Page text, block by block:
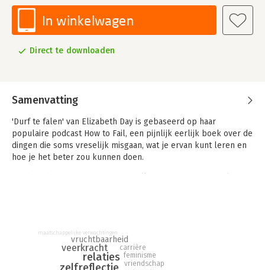
In winkelwagen
Direct te downloaden
Samenvatting
'Durf te falen' van Elizabeth Day is gebaseerd op haar
populaire podcast How to Fail, een pijnlijk eerlijk boek over de
dingen die soms vreselijk misgaan, wat je ervan kunt leren en
hoe je het beter zou kunnen doen.
zoals Lily Allen, Tara Westover, David Nicholls en Sebastian
Faulks, die zij voor haar podcast heeft geïnterviewd.
relaties
veerkracht
vruchtbaarheid
carrière
feminisme
vriendschap
maatschappelijke verwachtingen